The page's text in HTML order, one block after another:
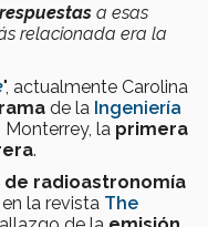
respuestas a esas
relacionada era la
", actualmente Carolina
de la Ingeniería
la primera
.
radioastronomía
la revista The